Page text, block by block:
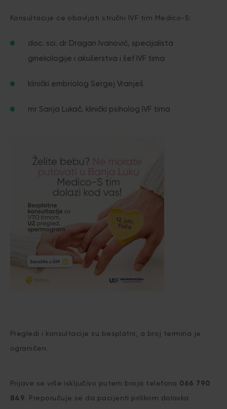
Konsultacije će obavljati stručni IVF tim Medico-S:
doc. sci. dr Dragan Ivanović, specijalista
ginekologije i akušerstva i šef IVF tima
klinički embriolog Sergej Vranješ
mr Sanja Lukač, klinički psiholog IVF tima
Pregledi i konsultacije su besplatni, a broj termina je
ograničen.
Prijave se vrše isključivo putem broja telefona 066 790
849. Preporučuje se da pacijenti prilikom dolaska